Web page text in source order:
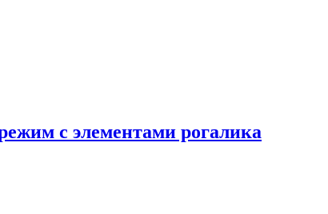
с элементами рогалика